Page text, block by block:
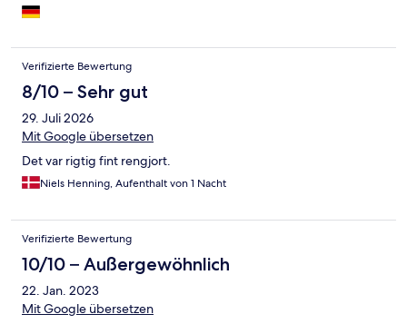
Verifizierte Bewertung
8/10 – Sehr gut
29. Juli 2026
Mit Google übersetzen
Det var rigtig fint rengjort.
Niels Henning, Aufenthalt von 1 Nacht
Verifizierte Bewertung
10/10 – Außergewöhnlich
22. Jan. 2023
Mit Google übersetzen